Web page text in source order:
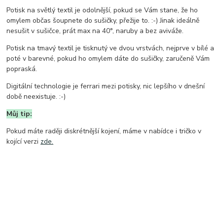
Potisk na světlý textil je odolnější, pokud se Vám stane, že ho
omylem občas šoupnete do sušičky, přežije to. :-) Jinak ideálně
nesušit v sušičce, prát max na 40°, naruby a bez aviváže.
Potisk na tmavý textil je tisknutý ve dvou vrstvách, nejprve v bílé a
poté v barevné, pokud ho omylem dáte do sušičky, zaručeně Vám
popraská.
Digitální technologie je ferrari mezi potisky, nic lepšího v dnešní
době neexistuje. :-)
Můj tip:
Pokud máte raději diskrétnější kojení, máme v nabídce i tričko v
kojící verzi zde.